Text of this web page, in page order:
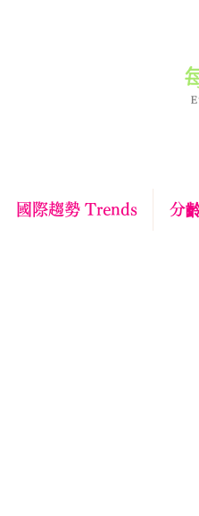
國際趨勢 Trends 分